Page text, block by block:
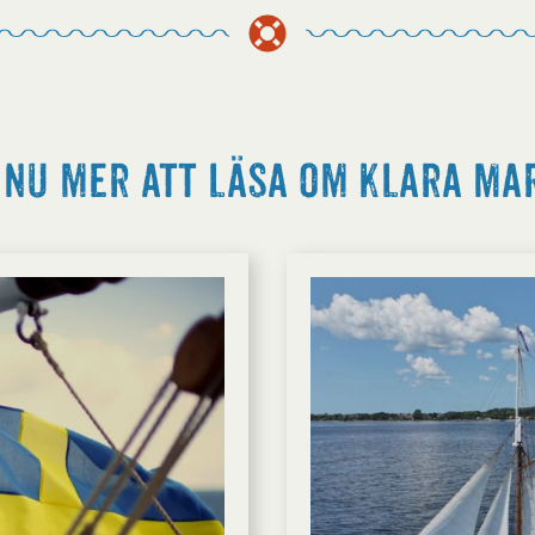
mer att läsa om Klara